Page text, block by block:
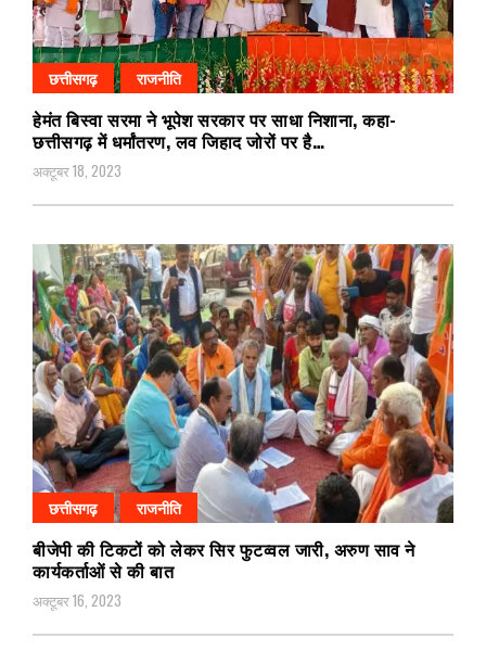
छत्तीसगढ़ राजनीति
हेमंत बिस्वा सरमा ने भूपेश सरकार पर साधा निशाना, कहा-
छत्तीसगढ़ में धर्मांतरण, लव जिहाद जोरों पर है…
अक्टूबर 18, 2023
छत्तीसगढ़ राजनीति
बीजेपी की टिकटों को लेकर सिर फुटव्वल जारी, अरुण साव ने
कार्यकर्ताओं से की बात
अक्टूबर 16, 2023